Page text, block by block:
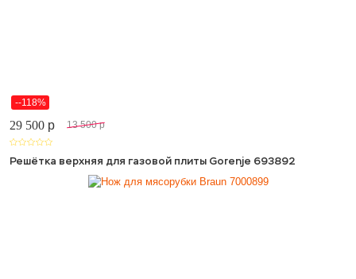
--118%
29 500 p 13 500 p
Решётка верхняя для газовой плиты Gorenje 693892